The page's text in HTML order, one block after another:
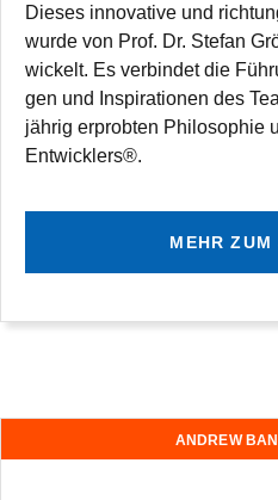
Die­ses inno­va­tive und
wurde von Prof. Dr. Ste­fan
wi­ckelt. Es ver­bin­det die
gen und Inspi­ra­tio­nen des
jäh­rig erprob­ten Phi­lo­so­phie
Entwicklers®.
MEHR ZUM
ANDREW